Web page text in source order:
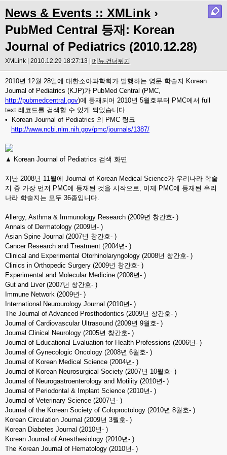
News & Events :: XMLink ›
PubMed Central 등재: Korean
Journal of Pediatrics (2010.12.28)
XMLink | 2010.12.29 18:27:13 | 메뉴 건너뛰기
2010년 12월 28일에 대한소아과학회가 발행하는 영문 학술지 Korean
Journal of Pediatrics (KJP)가 PubMed Central (PMC,
http://pubmedcentral.gov)에 등재되어 2010년 5월호부터 PMC에서 full
text 레코드를 검색할 수 있게 되었습니다.
• Korean Journal of Pediatrics 의 PMC 링크
http://www.ncbi.nlm.nih.gov/pmc/journals/1387/
▲ Korean Journal of Pediatrics 검색 화면
지난 2008년 11월에 Journal of Korean Medical Science가 우리나라 학술
지 중 가장 먼저 PMC에 등재된 것을 시작으로, 이제 PMC에 등재된 우리
나라 학술지는 모두 36종입니다.
Allergy, Asthma & Immunology Research (2009년 창간호- )
Annals of Dermatology (2009년- )
Asian Spine Journal (2007년 창간호- )
Cancer Research and Treatment (2004년- )
Clinical and Experimental Otorhinolaryngology (2008년 창간호- )
Clinics in Orthopedic Surgery (2009년 창간호- )
Experimental and Molecular Medicine (2008년- )
Gut and Liver (2007년 창간호- )
Immune Network (2009년- )
International Neurourology Journal (2010년- )
The Journal of Advanced Prosthodontics (2009년 창간호- )
Journal of Cardiovascular Ultrasound (2009년 9월호- )
Journal Clinical Neurology (2005년 창간호- )
Journal of Educational Evaluation for Health Professions (2006년- )
Journal of Gynecologic Oncology (2008년 6월호- )
Journal of Korean Medical Science (2004년- )
Journal of Korean Neurosurgical Society (2007년 10월호- )
Journal of Neurogastroenterology and Motility (2010년- )
Journal of Periodontal & Implant Science (2010년- )
Journal of Veterinary Science (2007년- )
Journal of the Korean Society of Coloproctology (2010년 8월호- )
Korean Circulation Journal (2009년 3월호- )
Korean Diabetes Journal (2010년- )
Korean Journal of Anesthesiology (2010년- )
The Korean Journal of Hematology (2010년- )